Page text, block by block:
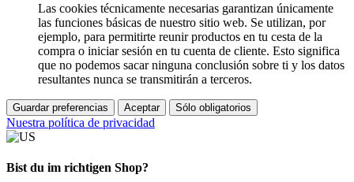
Las cookies técnicamente necesarias garantizan únicamente
las funciones básicas de nuestro sitio web. Se utilizan, por
ejemplo, para permitirte reunir productos en tu cesta de la
compra o iniciar sesión en tu cuenta de cliente. Esto significa
que no podemos sacar ninguna conclusión sobre ti y los datos
resultantes nunca se transmitirán a terceros.
Guardar preferencias Aceptar Sólo obligatorios
Nuestra política de privacidad
Bist du im richtigen Shop?